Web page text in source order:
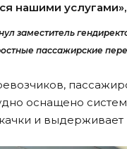
нашими услугами»,
заместитель
пассажирские
оснащено
и